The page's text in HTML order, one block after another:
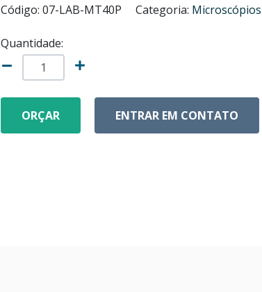
Código: 07-LAB-MT40P Categoria:
Quantidade:
ORÇAR ENTRAR EM CONTATO